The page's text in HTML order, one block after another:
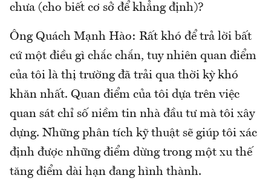
chưa (cho biết cơ sở để khẳng định)?
Ông Quách Mạnh Hào: Rất khó để trả lời bất
cứ một điều gì chắc chắn, tuy nhiên quan điểm
của tôi là thị trường đã trải qua thời kỳ khó
khăn nhất. Quan điểm của tôi dựa trên việc
quan sát chỉ số niềm tin nhà đầu tư mà tôi xây
dựng. Những phân tích kỹ thuật sẽ giúp tôi xác
định được những điểm dừng trong một xu thế
tăng điểm dài hạn đang hình thành.